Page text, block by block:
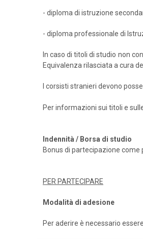
- diploma di istruzione
- diploma professionale di
In caso di titoli di studio non
Equivalenza rilasciata a cura
I corsisti stranieri devono
Per informazioni sui titoli e
Indennità / Borsa di studio
Bonus di partecipazione come
PER PARTECIPARE
Modalità di adesione
Per aderire è necessario